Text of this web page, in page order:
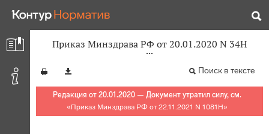
Приказ Минздрава РФ от 20.01.2020 N 34Н
Поиск в тексте
Редакция от 20.01.2020 — Документ утратил силу, см.
«Приказ Минздрава РФ от 22.11.2021 N 1081Н»